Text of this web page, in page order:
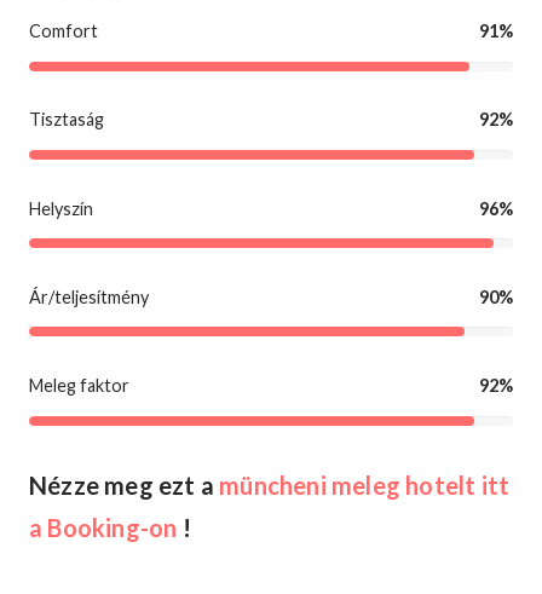
Comfort 91%
Tisztaság 92%
Helyszín 96%
Ár/teljesítmény 90%
Meleg faktor 92%
Nézze meg ezt a müncheni meleg hotelt itt
a Booking-on !